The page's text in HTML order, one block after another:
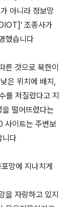
아니라 정보망
조종사가
했습니다
른 것으로 북한이
은 위치에 배치,
저질렀다고 지
떨어뜨렸다는
이트는 주변보
니다
망에 지나치게
을 자랑하고 있지